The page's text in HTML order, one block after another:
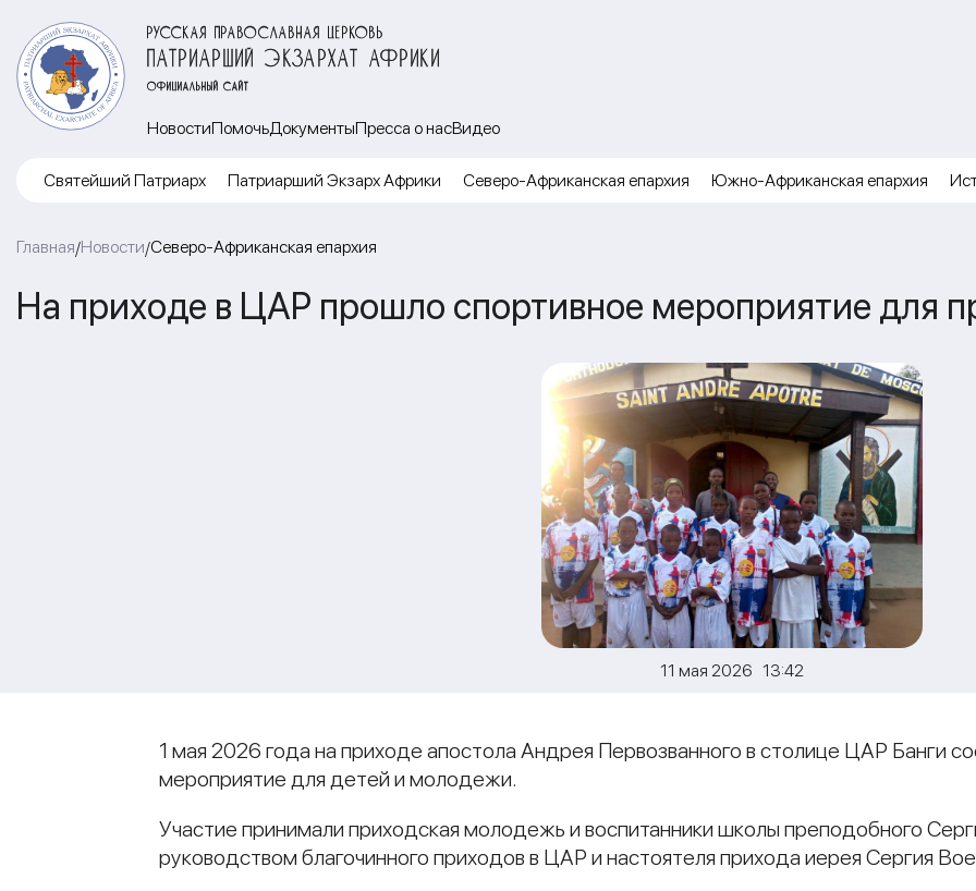
РУССКАЯ ПРАВОСЛАВНАЯ ЦЕРКОВЬ
ПАТРИАРШИЙ ЭКЗАРХАТ АФРИКИ
ОФИЦИАЛЬНЫЙ САЙТ
НовостиПомочьДокументыПресса о насВидео
Cвятейший Патриарх Патриарший Экзарх Африки Северо-Африканская епархия Южно-Африканская епархия
Главная/Новости/Северо-Африканская епархия
На приходе в ЦАР прошло спортивное мероприятие для
11 мая 2026 13:42
1 мая 2026 года на приходе апостола Андрея Первозванного в столице ЦАР Банги
мероприятие для детей и молодежи.
Участие принимали приходская молодежь и воспитанники школы преподобного
руководством благочинного приходов в ЦАР и настоятеля прихода иерея Сергия